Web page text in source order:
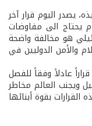
242 وعدم تنفيذه، يصدر اليوم قرار آخر
يحتاج الى مفاوضات
هو مخالفة واضحة
والأمن الدوليين في
عادلاً وفقاً للفصل
ويجنب العالم مخاطر
بقوة أبنائها